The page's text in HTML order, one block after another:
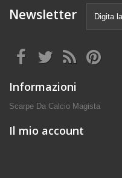
Newsletter
Informazioni
Scarpe Da Calcio Magista
Il mio account